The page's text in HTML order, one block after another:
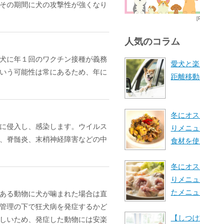
の期間に犬の攻撃性が強くなり
に年１回のワクチン接種が義務
う可能性は常にあるため、年に
侵入し、感染します。ウイルス
脊髄炎、末梢神経障害などの中
る動物に犬が噛まれた場合は直
理の下で狂犬病を発症するかど
いため、発症した動物には安楽
人気のコラム
愛犬と
距離移
冬にオ
りメニ
食材を使
冬にオ
りメニ
たメニュ
【しつ